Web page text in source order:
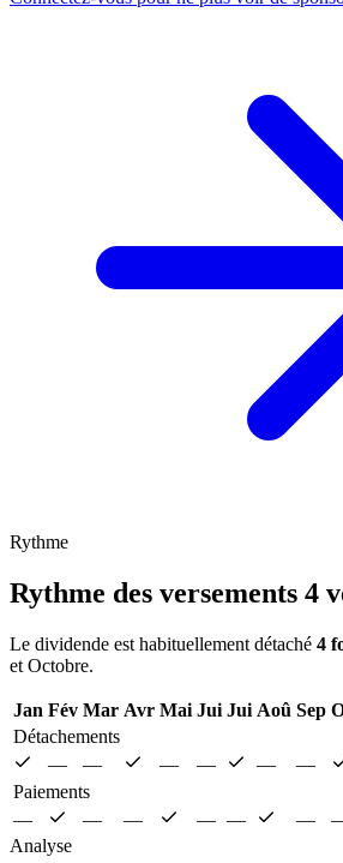
Rythme
Rythme des versements 4
Le dividende est habituellement détaché 4
et Octobre.
Jan Fév Mar Avr Mai Jui Jui Aoû Sep
Détachements
—
— — — — —
Paiements
—
— — — — —
Analyse